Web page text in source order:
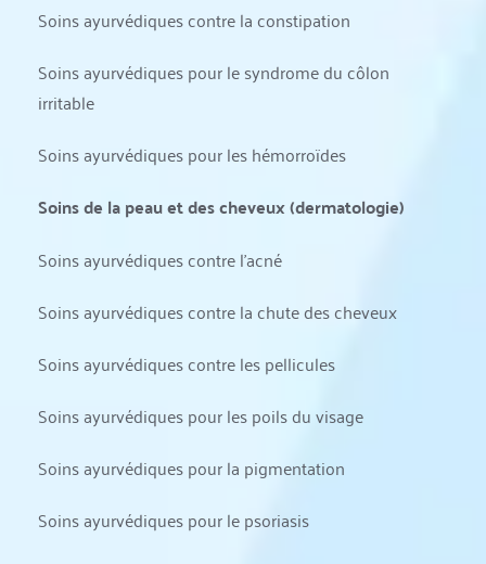
Soins ayurvédiques contre la constipation
Soins ayurvédiques pour le syndrome du côlon
irritable
Soins ayurvédiques pour les hémorroïdes
Soins de la peau et des cheveux (dermatologie)
Soins ayurvédiques contre l'acné
Soins ayurvédiques contre la chute des cheveux
Soins ayurvédiques contre les pellicules
Soins ayurvédiques pour les poils du visage
Soins ayurvédiques pour la pigmentation
Soins ayurvédiques pour le psoriasis